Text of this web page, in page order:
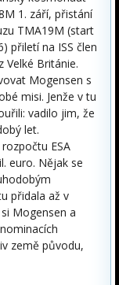
1. září, přistání
TMA­19M (start
přiletí na ISS člen
z Velké Británie.
Mogensen s
misi. Jenže v tu
vadilo jim, že
let.
ESA
euro. Nějak se
přidala až v
Mogensen a
země původu,